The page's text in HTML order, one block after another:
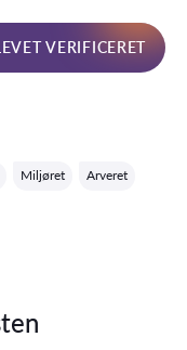
VERIFICERET
Miljøret Arveret